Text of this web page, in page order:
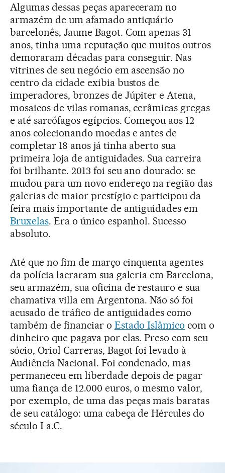
Algumas dessas peças apareceram no
armazém de um afamado antiquário
barcelonês, Jaume Bagot. Com apenas 31
anos, tinha uma reputação que muitos outros
demoraram décadas para conseguir. Nas
vitrines de seu negócio em ascensão no
centro da cidade exibia bustos de
imperadores, bronzes de Júpiter e Atena,
mosaicos de vilas romanas, cerâmicas gregas
e até sarcófagos egípcios. Começou aos 12
anos colecionando moedas e antes de
completar 18 anos já tinha aberto sua
primeira loja de antiguidades. Sua carreira
foi brilhante. 2013 foi seu ano dourado: se
mudou para um novo endereço na região das
galerias de maior prestígio e participou da
feira mais importante de antiguidades em
Bruxelas. Era o único espanhol. Sucesso
absoluto.
Até que no fim de março cinquenta agentes
da polícia lacraram sua galeria em Barcelona,
seu armazém, sua oficina de restauro e sua
chamativa villa em Argentona. Não só foi
acusado de tráfico de antiguidades como
também de financiar o Estado Islâmico com o
dinheiro que pagava por elas. Preso com seu
sócio, Oriol Carreras, Bagot foi levado à
Audiência Nacional. Foi condenado, mas
permaneceu em liberdade depois de pagar
uma fiança de 12.000 euros, o mesmo valor,
por exemplo, de uma das peças mais baratas
de seu catálogo: uma cabeça de Hércules do
século I a.C.